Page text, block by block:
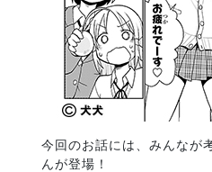
今回のお話には、みんなが
んが登場！